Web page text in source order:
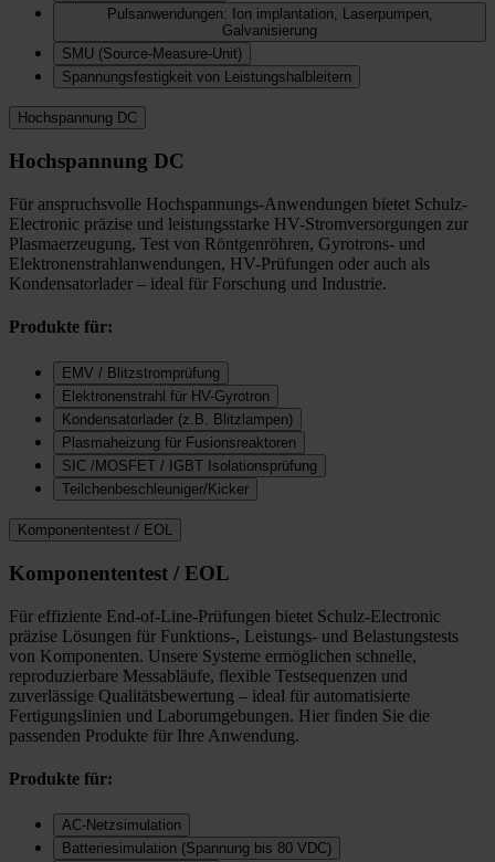
Pulsanwendungen: Ion implantation, Laserpumpen,
Galvanisierung
SMU (Source-Measure-Unit)
Spannungsfestigkeit von Leistungshalbleitern
Hochspannung DC
Hochspannung DC
Für anspruchsvolle Hochspannungs-Anwendungen bietet Schulz-
Electronic präzise und leistungsstarke HV-Stromversorgungen zur
Plasmaerzeugung, Test von Röntgenröhren, Gyrotrons- und
Elektronenstrahlanwendungen, HV-Prüfungen oder auch als
Kondensatorlader – ideal für Forschung und Industrie.
Produkte für:
EMV / Blitzstromprüfung
Elektronenstrahl für HV-Gyrotron
Kondensatorlader (z.B. Blitzlampen)
Plasmaheizung für Fusionsreaktoren
SIC /MOSFET / IGBT Isolationsprüfung
Teilchenbeschleuniger/Kicker
Komponententest / EOL
Komponententest / EOL
Für effiziente End-of-Line-Prüfungen bietet Schulz-Electronic
präzise Lösungen für Funktions-, Leistungs- und Belastungstests
von Komponenten. Unsere Systeme ermöglichen schnelle,
reproduzierbare Messabläufe, flexible Testsequenzen und
zuverlässige Qualitätsbewertung – ideal für automatisierte
Fertigungslinien und Laborumgebungen. Hier finden Sie die
passenden Produkte für Ihre Anwendung.
Produkte für:
AC-Netzsimulation
Batteriesimulation (Spannung bis 80 VDC)